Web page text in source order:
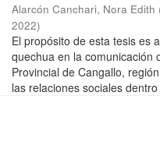
Alarcón Canchari, Nora Edith
2022)
El propósito de esta tesis es
quechua en la comunicación
Provincial de Cangallo,
las relaciones sociales dentro